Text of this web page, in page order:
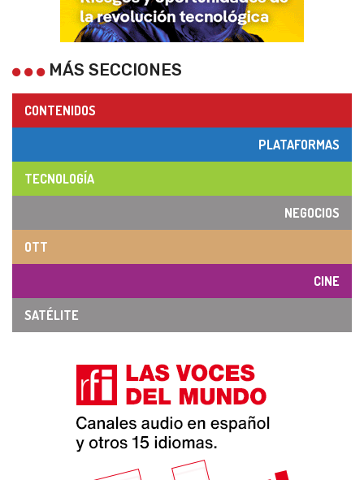
MÁS SECCIONES
CONTENIDOS
PLATAFORMAS
TECNOLOGÍA
NEGOCIOS
OTT
CINE
SATÉLITE